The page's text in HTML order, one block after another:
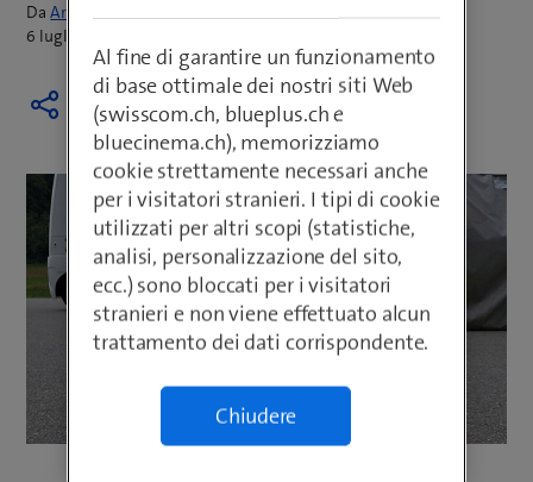
DaArmin Schädeli
6 luglio 2026
Al fine di garantire un funzionamento
di base ottimale dei nostri siti Web
(swisscom.ch, blueplus.ch e
bluecinema.ch), memorizziamo
cookie strettamente necessari anche
per i visitatori stranieri. I tipi di cookie
utilizzati per altri scopi (statistiche,
analisi, personalizzazione del sito,
ecc.) sono bloccati per i visitatori
stranieri e non viene effettuato alcun
trattamento dei dati corrispondente.
Chiudere